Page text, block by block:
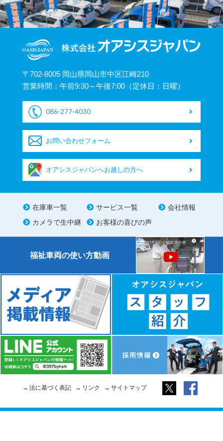
〒702-8005 岡山県岡山市中区江崎210
営業時間：午前9:30～午後7:00（定休日：日曜）
086-277-4030
お問い合わせフォーム
オアシスジャパンへお越しの方へ
在庫車一覧 サービス一覧
会社情報
カメラで生中継
お客様の喜びの声
福祉車両の使い方動画
法に基づく表記 リンク サイトマップ